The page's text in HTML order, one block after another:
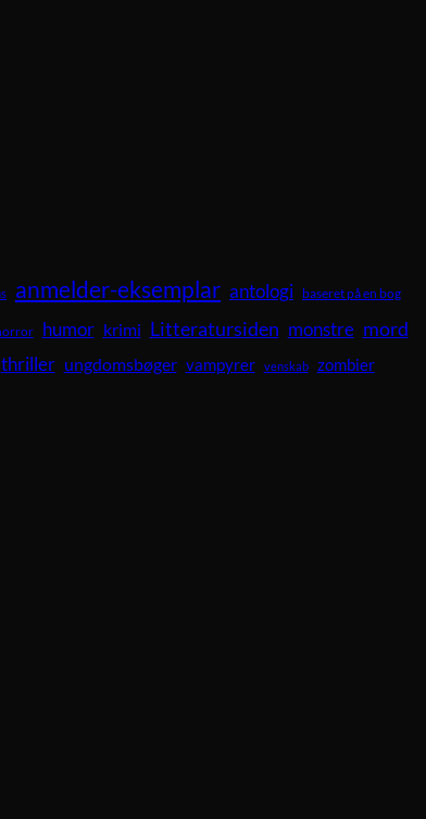
anmelder-eksemplar antologi baseret på en bog
humor krimi Litteratursiden monstre mord
thriller ungdomsbøger vampyrer venskab zombier